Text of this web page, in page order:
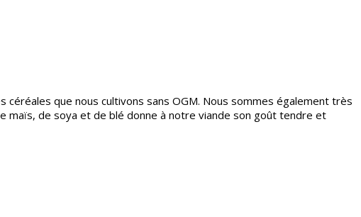
que nous cultivons sans OGM. Nous sommes également très
maïs, de soya et de blé donne à notre viande son goût tendre et